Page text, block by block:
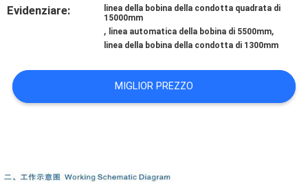
CHIEDI UN
PREVENTIVO
Evidenziare:
linea della bobina della condotta quadrata di
15000mm
, linea automatica della bobina di 5500mm,
linea della bobina della condotta di 1300mm
MIGLIOR PREZZO